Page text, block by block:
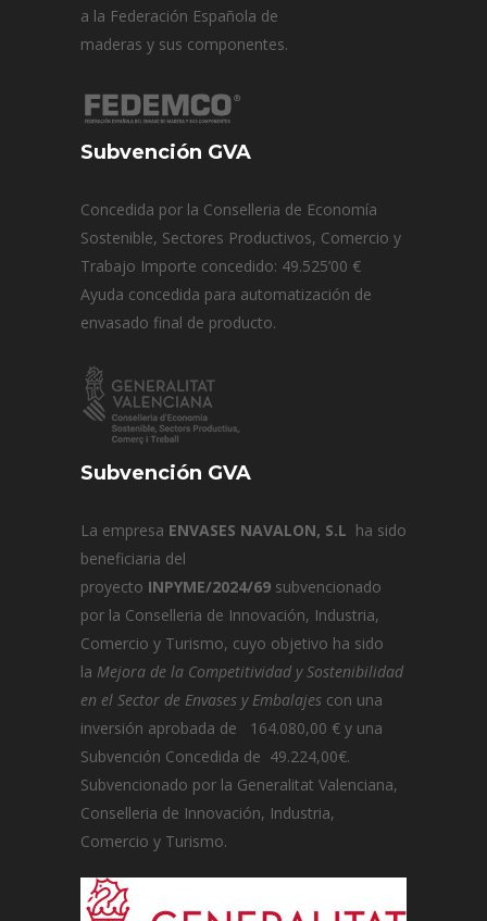
a la Federación Española de
maderas y sus componentes.
Subvención GVA
Concedida por la Conselleria de Economía
Sostenible, Sectores Productivos, Comercio y
Trabajo Importe concedido: 49.525’00 €
Ayuda concedida para automatización de
envasado final de producto.
Subvención GVA
La empresa ENVASES NAVALON, S.L ha sido
beneficiaria del
proyecto INPYME/2024/69 subvencionado
por la Conselleria de Innovación, Industria,
Comercio y Turismo, cuyo objetivo ha sido
la Mejora de la Competitividad y Sostenibilidad
en el Sector de Envases y Embalajes con una
inversión aprobada de 164.080,00 € y una
Subvención Concedida de 49.224,00€.
Subvencionado por la Generalitat Valenciana,
Conselleria de Innovación, Industria,
Comercio y Turismo.